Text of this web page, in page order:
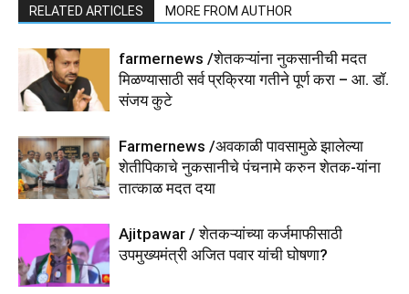
RELATED ARTICLES MORE FROM AUTHOR
farmernews /शेतकऱ्यांना नुकसानीची मदत
मिळण्यासाठी सर्व प्रक्रिया गतीने पूर्ण करा – आ. डॉ.
संजय कुटे
Farmernews /अवकाळी पावसामुळे झालेल्या
शेतीपिकाचे नुकसानीचे पंचनामे करुन शेतक-यांना
तात्काळ मदत दया
Ajitpawar / शेतकऱ्यांच्या कर्जमाफीसाठी
उपमुख्यमंत्री अजित पवार यांची घोषणा?